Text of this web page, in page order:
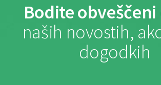
Bodite obveščeni
naših novostih,
dogodkih